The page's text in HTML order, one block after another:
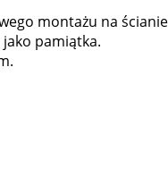
montażu na
pamiątka.